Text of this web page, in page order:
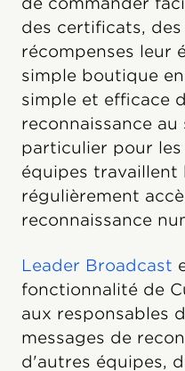
des certificats,
récompenses leur
simple boutique
simple et efficace
reconnaissance au
particulier pour
équipes
régulièrement
reconnaissance
Leader Broadcast
fonctionnalité de
aux responsables
messages de
d'autres équipes,